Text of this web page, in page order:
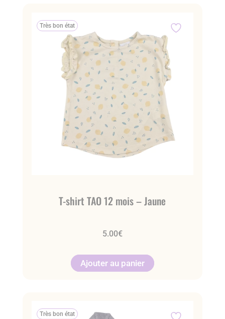
Très bon état
T-shirt TAO 12 mois – Jaune
5.00€
Ajouter au panier
Très bon état